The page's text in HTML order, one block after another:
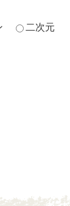
二次元